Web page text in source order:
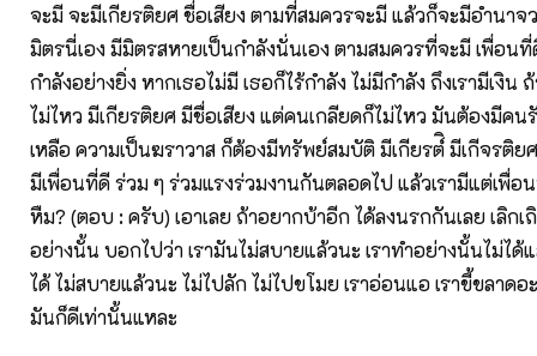
จะมี จะมีเกียรติยศ ชื่อเสียง ตามที่สมควรจะมี แล้วก็จะมีอำนาจ
มิตรนี่เอง มีมิตรสหายเป็นกำลังนั่นเอง ตามสมควรที่จะมี เพื่อน
กำลังอย่างยิ่ง หากเธอไม่มี เธอก็ไร้กำลัง ไม่มีกำลัง ถึงเรามีเงิน
ไม่ไหว มีเกียรติยศ มีชื่อเสียง แต่คนเกลียดก็ไม่ไหว มันต้องมีค
เหลือ ความเป็นฆราวาส ก็ต้องมีทรัพย์สมบัติ มีเกียรต์ิ มีเกีจรติย
มีเพื่อนที่ดี ร่วม ๆ ร่วมแรงร่วมงานกันตลอดไป แล้วเรามีแต่เพื่อ
หืม? (ตอบ : ครับ) เอาเลย ถ้าอยากบ้าอีก ได้ลงนรกกันเลย เลิกเ
อย่างนั้น บอกไปว่า เรามันไม่สบายแล้วนะ เราทำอย่างนั้นไม่ได้
ได้ ไม่สบายแล้วนะ ไม่ไปลัก ไม่ไปขโมย เราอ่อนแอ เราขี้ขลาด
มันก็ดีเท่านั้นแหละ